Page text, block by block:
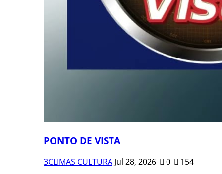
PONTO DE VISTA
3CLIMAS CULTURA Jul 28, 2026 0 154